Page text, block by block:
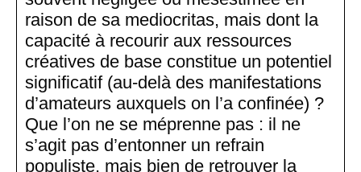
raison de sa mediocritas, mais dont la
capacité à recourir aux ressources
créatives de base constitue un potentiel
significatif (au-delà des manifestations
d’amateurs auxquels on l’a confinée) ?
Que l’on ne se méprenne pas : il ne
s’agit pas d’entonner un refrain
populiste, mais bien de retrouver la